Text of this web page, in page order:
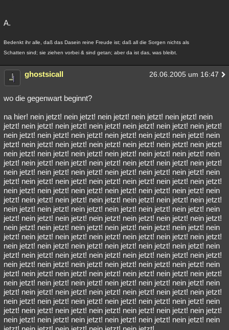
A.
Bedenkt ihr alle, daß das Dasein reine Freude ist; daß all die Sorgen nichts als
Schatten sind; sie ziehen vorbei & sind getan; aber da ist das, was bleibt.
ghostsicall 26.06.2005 um 16:47
wo die gegenwart beginnt?
na hier! nein jetzt! nein jetzt! nein jetzt! nein jetzt! nein jetzt! nein
jetzt! nein jetzt! nein jetzt! nein jetzt! nein jetzt! nein jetzt! nein jetzt!
nein jetzt! nein jetzt! nein jetzt! nein jetzt! nein jetzt! nein jetzt! nein
jetzt! nein jetzt! nein jetzt! nein jetzt! nein jetzt! nein jetzt! nein jetzt!
nein jetzt! nein jetzt! nein jetzt! nein jetzt! nein jetzt! nein jetzt! nein
jetzt! nein jetzt! nein jetzt! nein jetzt! nein jetzt! nein jetzt! nein jetzt!
nein jetzt! nein jetzt! nein jetzt! nein jetzt! nein jetzt! nein jetzt! nein
jetzt! nein jetzt! nein jetzt! nein jetzt! nein jetzt! nein jetzt! nein jetzt!
nein jetzt! nein jetzt! nein jetzt! nein jetzt! nein jetzt! nein jetzt! nein
jetzt! nein jetzt! nein jetzt! nein jetzt! nein jetzt! nein jetzt! nein jetzt!
nein jetzt! nein jetzt! nein jetzt! nein jetzt! nein jetzt! nein jetzt! nein
jetzt! nein jetzt! nein jetzt! nein jetzt! nein jetzt! nein jetzt! nein jetzt!
nein jetzt! nein jetzt! nein jetzt! nein jetzt! nein jetzt! nein jetzt! nein
jetzt! nein jetzt! nein jetzt! nein jetzt! nein jetzt! nein jetzt! nein jetzt!
nein jetzt! nein jetzt! nein jetzt! nein jetzt! nein jetzt! nein jetzt! nein
jetzt! nein jetzt! nein jetzt! nein jetzt! nein jetzt! nein jetzt! nein jetzt!
nein jetzt! nein jetzt! nein jetzt! nein jetzt! nein jetzt! nein jetzt! nein
jetzt! nein jetzt! nein jetzt! nein jetzt! nein jetzt! nein jetzt! nein jetzt!
nein jetzt! nein jetzt! nein jetzt! nein jetzt! nein jetzt! nein jetzt! nein
jetzt! nein jetzt! nein jetzt! nein jetzt! nein jetzt! nein jetzt! nein jetzt!
nein jetzt! nein jetzt! nein jetzt! nein jetzt! nein jetzt! nein jetzt! nein
jetzt! nein jetzt! nein jetzt! nein jetzt! nein jetzt! nein jetzt! nein jetzt!
nein jetzt! nein jetzt! nein jetzt! nein jetzt! nein jetzt! nein jetzt! nein